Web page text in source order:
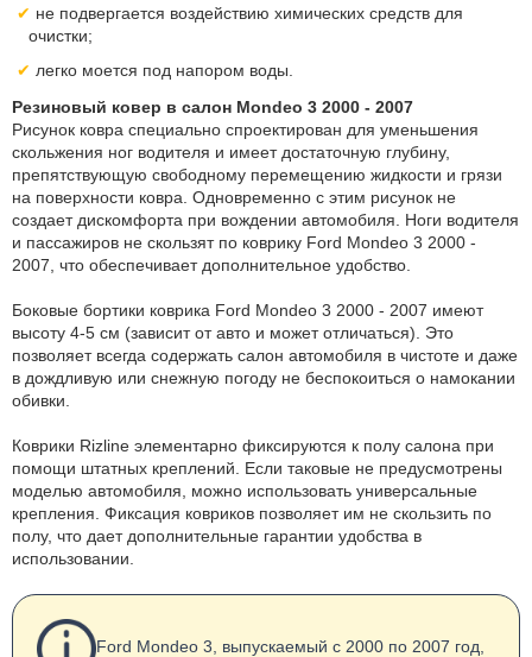
не подвергается воздействию химических средств для
очистки;
легко моется под напором воды.
Резиновый ковер в салон Mondeo 3 2000 - 2007
Рисунок ковра специально спроектирован для уменьшения
скольжения ног водителя и имеет достаточную глубину,
препятствующую свободному перемещению жидкости и грязи
на поверхности ковра. Одновременно с этим рисунок не
создает дискомфорта при вождении автомобиля. Ноги водителя
и пассажиров не скользят по коврику Ford Mondeo 3 2000 -
2007, что обеспечивает дополнительное удобство.
Боковые бортики коврика Ford Mondeo 3 2000 - 2007 имеют
высоту 4-5 см (зависит от авто и может отличаться). Это
позволяет всегда содержать салон автомобиля в чистоте и даже
в дождливую или снежную погоду не беспокоиться о намокании
обивки.
Коврики Rizline элементарно фиксируются к полу салона при
помощи штатных креплений. Если таковые не предусмотрены
моделью автомобиля, можно использовать универсальные
крепления. Фиксация ковриков позволяет им не скользить по
полу, что дает дополнительные гарантии удобства в
использовании.
Ford Mondeo 3, выпускаемый с 2000 по 2007 год,